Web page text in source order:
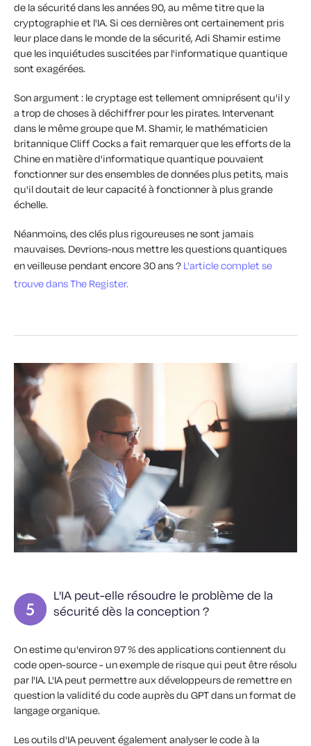
de la sécurité dans les années 90, au même titre que la
cryptographie et l'IA. Si ces dernières ont certainement pris
leur place dans le monde de la sécurité, Adi Shamir estime
que les inquiétudes suscitées par l'informatique quantique
sont exagérées.
Son argument : le cryptage est tellement omniprésent qu'il y
a trop de choses à déchiffrer pour les pirates. Intervenant
dans le même groupe que M. Shamir, le mathématicien
britannique Cliff Cocks a fait remarquer que les efforts de la
Chine en matière d'informatique quantique pouvaient
fonctionner sur des ensembles de données plus petits, mais
qu'il doutait de leur capacité à fonctionner à plus grande
échelle.
Néanmoins, des clés plus rigoureuses ne sont jamais
mauvaises. Devrions-nous mettre les questions quantiques
en veilleuse pendant encore 30 ans ? L'article complet se
trouve dans The Register.
L'IA peut-elle résoudre le problème de la
sécurité dès la conception ?
On estime qu'environ 97 % des applications contiennent du
code open-source - un exemple de risque qui peut être résolu
par l'IA. L'IA peut permettre aux développeurs de remettre en
question la validité du code auprès du GPT dans un format de
langage organique.
Les outils d'IA peuvent également analyser le code à la